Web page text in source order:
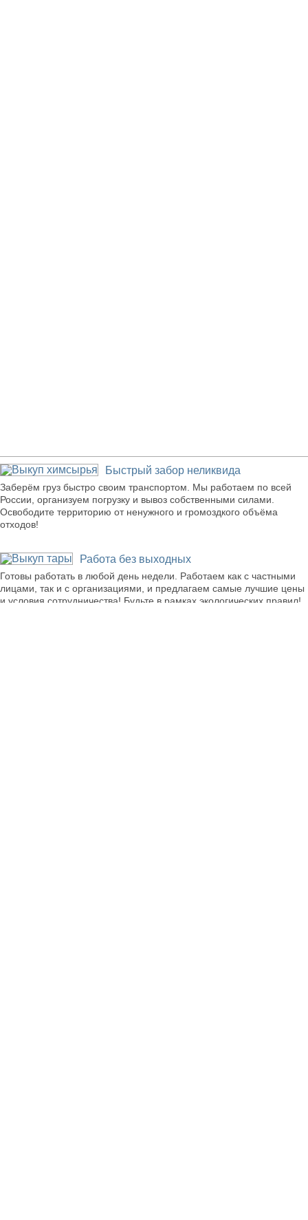
Быстрый забор неликвида
Заберём груз быстро своим транспортом. Мы работаем по всей
России, организуем погрузку и вывоз собственными силами.
Освободите территорию от ненужного и громоздкого объёма
отходов!
Работа без выходных
Готовы работать в любой день недели. Работаем как с частными
лицами, так и с организациями, и предлагаем самые лучшие цены
и условия сотрудничества! Будьте в рамках экологических правил!